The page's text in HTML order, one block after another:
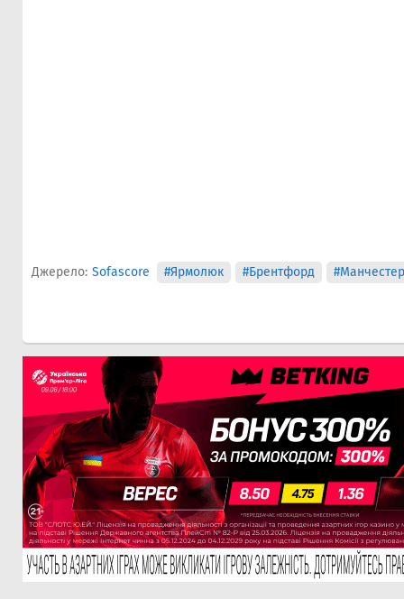
Джерело: Sofascore #Ярмолюк #Брентфорд #Манчестер